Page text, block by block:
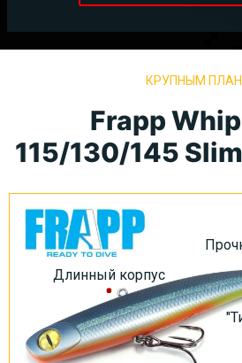
КРУПНЫМ
Frapp
115/130/145
Длинный корпус